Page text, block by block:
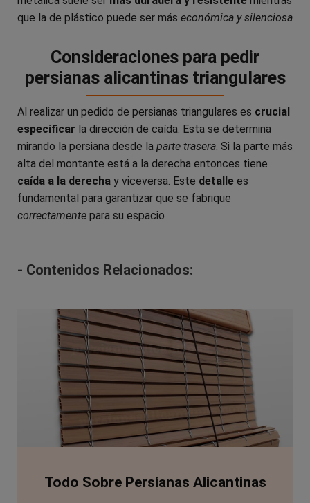
que la de plástico puede ser más económica y silenciosa
Consideraciones para pedir
persianas alicantinas triangulares
Al realizar un pedido de persianas triangulares es crucial
especificar la dirección de caída. Esta se determina
mirando la persiana desde la parte trasera. Si la parte más
alta del montante está a la derecha entonces tiene
caída a la derecha y viceversa. Este detalle es
fundamental para garantizar que se fabrique
correctamente para su espacio
- Contenidos Relacionados:
Todo Sobre Persianas Alicantinas